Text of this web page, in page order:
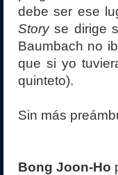
debe ser ese
Storyse dirige
Baumbach no
que si yo
quinteto).
Sin más
Bong Joon-Ho